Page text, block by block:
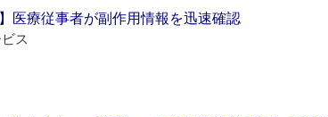
医療従事者が副作用情報を迅速確認
ス